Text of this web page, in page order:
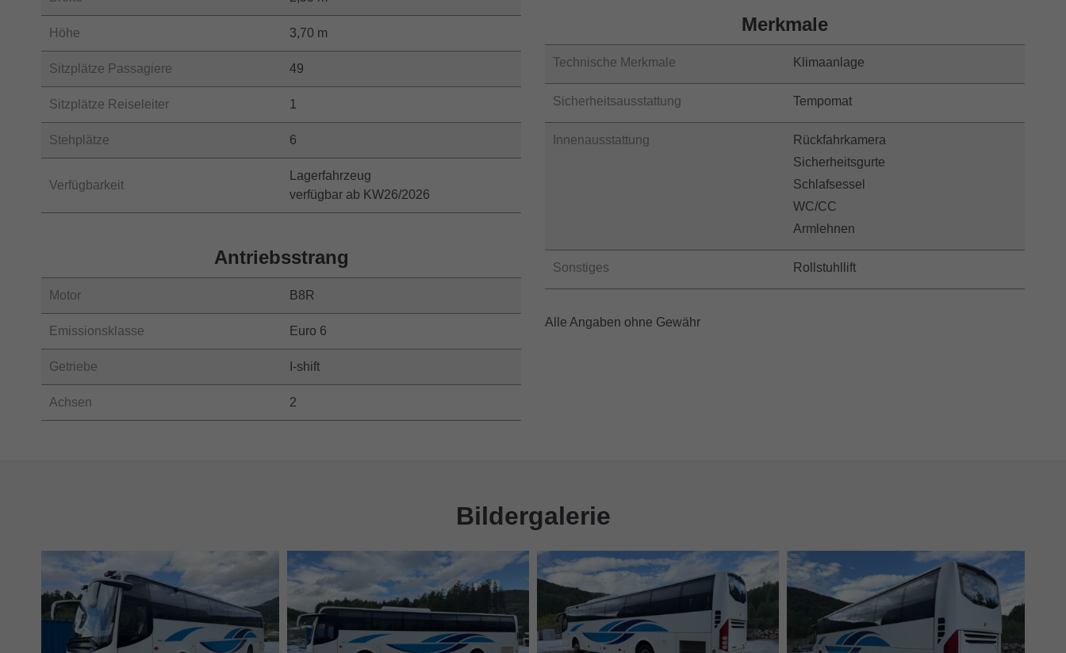
Höhe 3,70 m
Sitzplätze Passagiere 49
Sitzplätze Reiseleiter 1
Stehplätze 6
Verfügbarkeit
Lagerfahrzeug
verfügbar ab KW26/2026
Antriebsstrang
Motor B8R
Emissionsklasse Euro 6
Getriebe I-shift
Achsen 2
Merkmale
Technische Merkmale Klimaanlage
Sicherheitsausstattung Tempomat
Innenausstattung
Rückfahrkamera
Sicherheitsgurte
Schlafsessel
WC/CC
Armlehnen
Sonstiges Rollstuhllift
Alle Angaben ohne Gewähr
Bildergalerie